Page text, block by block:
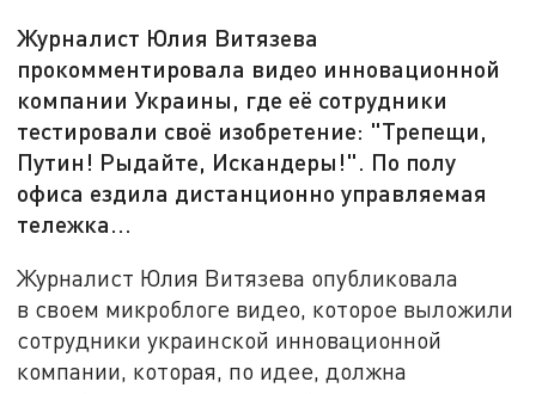
Журналист Юлия Витязева
прокомментировала видео инновационной
компании Украины, где её сотрудники
тестировали своё изобретение: "Трепещи,
Путин! Рыдайте, Искандеры!". По полу
офиса ездила дистанционно управляемая
тележка...
Журналист Юлия Витязева опубликовала
в своем микроблоге видео, которое выложили
сотрудники украинской инновационной
компании, которая, по идее, должна